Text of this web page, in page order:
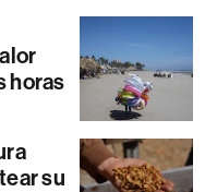
horas
su